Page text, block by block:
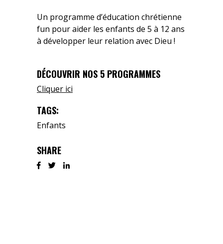
Un programme d’éducation chrétienne
fun pour aider les enfants de 5 à 12 ans
à développer leur relation avec Dieu !
DÉCOUVRIR NOS 5 PROGRAMMES
Cliquer ici
TAGS:
Enfants
SHARE